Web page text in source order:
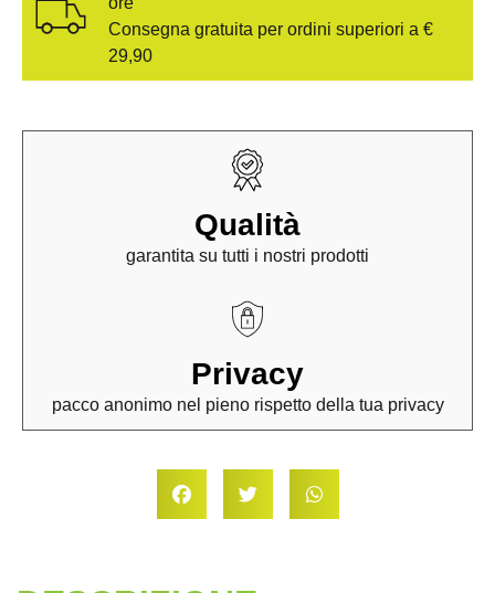
Consegna gratuita per ordini superiori a €
29,90
Qualità
garantita su tutti i nostri prodotti
Privacy
pacco anonimo nel pieno rispetto della tua privacy